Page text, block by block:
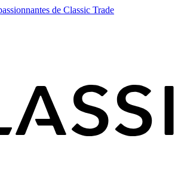
de Classic Trade